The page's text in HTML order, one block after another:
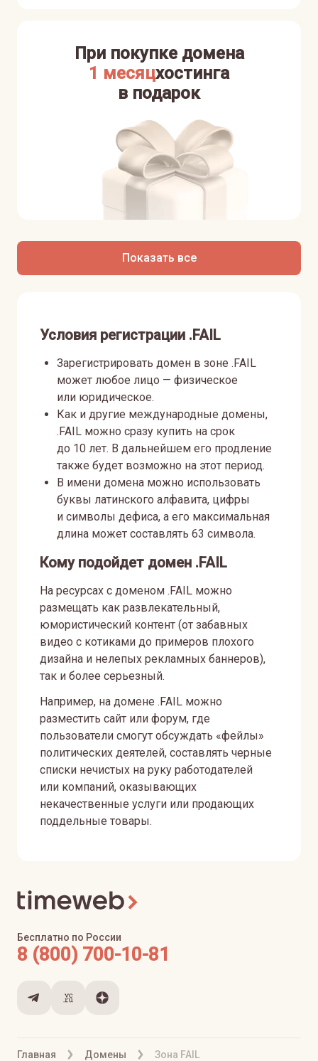
При покупке домена
1 месяцхостинга
в подарок
Показать все
Условия регистрации .FAIL
Зарегистрировать домен в зоне .FAIL
может любое лицо — физическое
или юридическое.
Как и другие международные домены,
.FAIL можно сразу купить на срок
до 10 лет. В дальнейшем его продление
также будет возможно на этот период.
В имени домена можно использовать
буквы латинского алфавита, цифры
и символы дефиса, а его максимальная
длина может составлять 63 символа.
Кому подойдет домен .FAIL
На ресурсах с доменом .FAIL можно
размещать как развлекательный,
юмористический контент (от забавных
видео с котиками до примеров плохого
дизайна и нелепых рекламных баннеров),
так и более серьезный.
Например, на домене .FAIL можно
разместить сайт или форум, где
пользователи смогут обсуждать «фейлы»
политических деятелей, составлять черные
списки нечистых на руку работодателей
или компаний, оказывающих
некачественные услуги или продающих
поддельные товары.
Главная Домены Зона FAIL
Бесплатно по России
8 (800) 700-10-81